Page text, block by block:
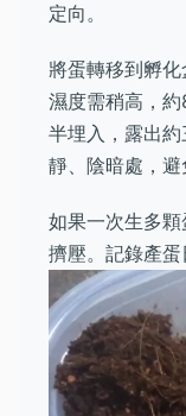
定向。
將蛋轉移到孵
濕度需稍高，
半埋入，露出
靜、陰暗處，避
如果一次生多
擠壓。記錄產蛋